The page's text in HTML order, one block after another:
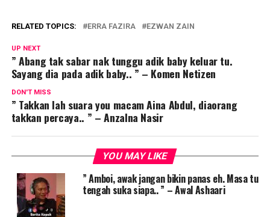
RELATED TOPICS: ERRA FAZIRA EZWAN ZAIN
UP NEXT
” Abang tak sabar nak tunggu adik baby keluar tu.
Sayang dia pada adik baby.. ” – Komen Netizen
DON'T MISS
” Takkan lah suara you macam Aina Abdul, diaorang
takkan percaya.. ” – Anzalna Nasir
YOU MAY LIKE
” Amboi, awak jangan bikin panas eh. Masa tu
tengah suka siapa.. ” – Awal Ashaari